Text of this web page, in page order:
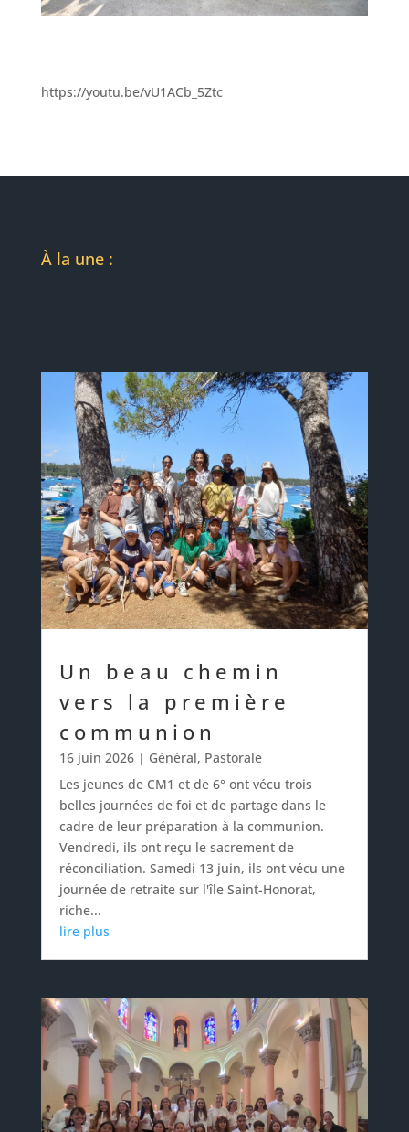
https://youtu.be/vU1ACb_5Ztc
Àla une :
Un beau chemin
vers la première
communion
16 juin 2026| Général, Pastorale
Les jeunes de CM1 et de 6° ont vécu trois
belles journées de foi et de partage dans le
cadre de leur préparation à la communion.
Vendredi, ils ont reçu le sacrement de
réconciliation. Samedi 13 juin, ils ont vécu une
journée de retraite sur l'île Saint-Honorat,
riche...
lire plus